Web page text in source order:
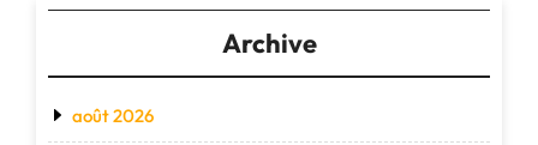
Archive
août 2026